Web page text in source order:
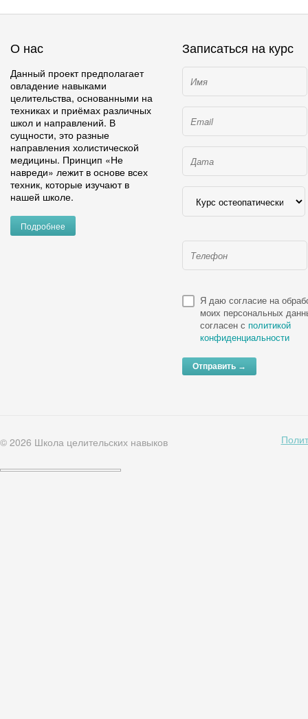
О нас
Данный проект предполагает
овладение навыками
целительства, основанными на
техниках и приёмах различных
школ и направлений. В
сущности, это разные
направления холистической
медицины. Принцип «Не
навреди» лежит в основе всех
техник, которые изучают в
нашей школе.
Подробнее
Записаться на курс
Я даю согласие на
моих персональных
согласен с политикой
конфиденциальности
© 2026 Школа целительских навыков